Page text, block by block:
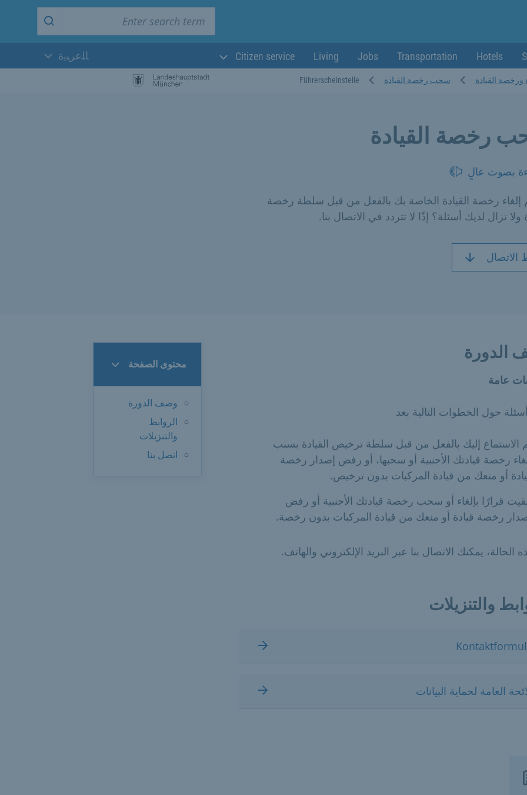
search
Hotels
Transportation
Jobs
Living
Citizen service
اللغة الحالية:
ﺎﻠﻋﺮﺒﻳﺓ
ورخصة القيادة سحب رخصة القيادة Führerscheinstelle
رخصة القيادة
بصوت عالٍ
إلغاء رخصة القيادة الخاصة بك بالفعل من قبل سلطة رخصة
ولا تزال لديك أسئلة؟ إذًا لا تتردد في الاتصال بنا.
الاتصال
محتوى الصفحة
وصف الدورة
الروابط
والتنزيلات
اتصل بنا
الدورة
عامة
حول الخطوات التالية بعد
الاستماع إليك بالفعل من قبل سلطة ترخيص القيادة بسبب
رخصة قيادتك الأجنبية أو سحبها، أو رفض إصدار رخصة
أو منعك من قيادة المركبات بدون ترخيص.
قرارًا بإلغاء أو سحب رخصة قيادتك الأجنبية أو رفض
رخصة قيادة أو منعك من قيادة المركبات بدون رخصة.
الحالة، يمكنك الاتصال بنا عبر البريد الإلكتروني والهاتف.
والتنزيلات
العامة لحماية البيانات